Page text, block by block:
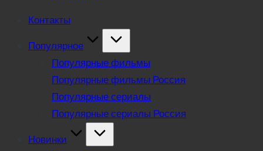
Контакты
Популярное
Популярные фильмы
Популярные фильмы Россия
Популярные сериалы
Популярные сериалы Россия
Новинки